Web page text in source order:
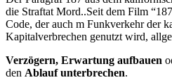
die Straftat Mord..Seit dem Film
Code, der auch m Funkverkehr der
Kapitalverbrechen genutzt wird,
Verzögern, Erwartung aufbauen
den Ablauf unterbrechen.